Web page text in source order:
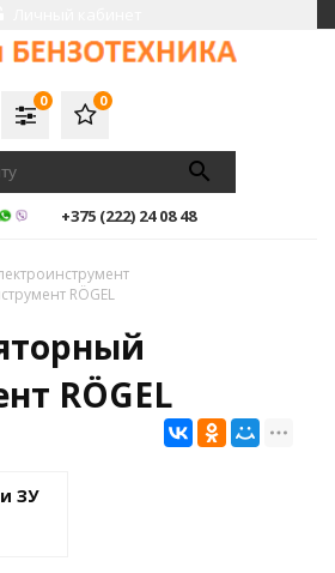
0
0
+375 (222) 24 08 48
RÖGEL
RÖGEL
ЗУ